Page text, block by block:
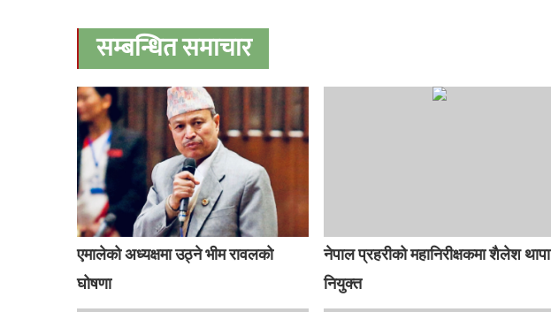
सम्बन्धित समाचार
एमालेको अध्यक्षमा उठ्ने भीम रावलको
घोषणा
नेपाल प्रहरीको महानिरीक्षकमा शैलेश थापा
नियुक्त